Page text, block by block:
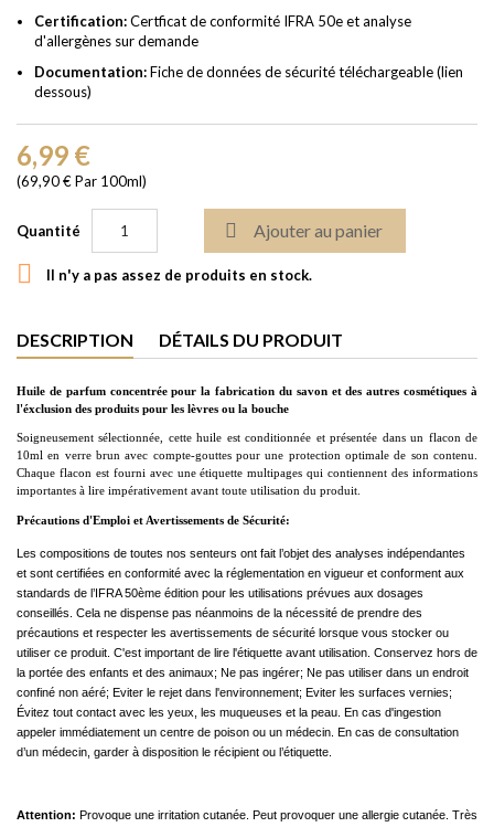
Certification:Certficat de conformité IFRA 50e et analyse
d'allergènes sur demande
Documentation:Fiche de données de sécurité téléchargeable (lien
dessous)
6,99 €
(69,90 € Par 100ml)
Quantité  Ajouter au panier
 Il n'y a pas assez de produits en stock.
DESCRIPTION DÉTAILS DU PRODUIT
Huile de parfum concentrée pour la fabrication du savon et des autres cosmétiques à
l'éxclusion des produits pour les lèvres ou la bouche
Soigneusement sélectionnée, cette huile est conditionnée et présentée dans un flacon de
10ml en verre brun avec compte-gouttes pour une protection optimale de son contenu.
Chaque flacon est fourni avec une étiquette multipages qui contiennent des informations
importantes à lire impérativement avant toute utilisation du produit.
Précautions d'Emploi et Avertissements de Sécurité:
Les compositions de toutes nos senteurs ont fait l’objet des analyses indépendantes
et sont certifiées en conformité avec la réglementation en vigueur et conforment aux
standards de l’IFRA 50ème édition pour les utilisations prévues aux dosages
conseillés. Cela ne dispense pas néanmoins de la nécessité de prendre des
précautions et respecter les avertissements de sécurité lorsque vous stocker ou
utiliser ce produit. C'est important de lire l'étiquette avant utilisation. Conservez hors de
la portée des enfants et des animaux; Ne pas ingérer; Ne pas utiliser dans un endroit
confiné non aéré; Eviter le rejet dans l'environnement; Eviter les surfaces vernies;
Évitez tout contact avec les yeux, les muqueuses et la peau. En cas d'ingestion
appeler immédiatement un centre de poison ou un médecin. En cas de consultation
d’un médecin, garder à disposition le récipient ou l’étiquette.
Attention: Provoque une irritation cutanée. Peut provoquer une allergie cutanée. Très